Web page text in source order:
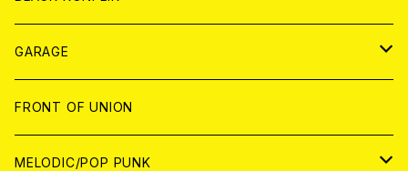
ANALOG
GARAGE
JAPAN
アナログ
WORLD
FRONT OF UNION
MELODIC/POP PUNK